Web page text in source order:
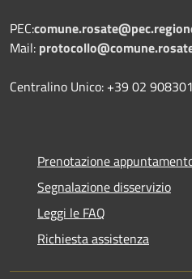
PEC:
Mail:
Centralino Unico: +39 02 908301
Prenotazione
Segnalazione disservizio
Leggi le FAQ
Richiesta assistenza